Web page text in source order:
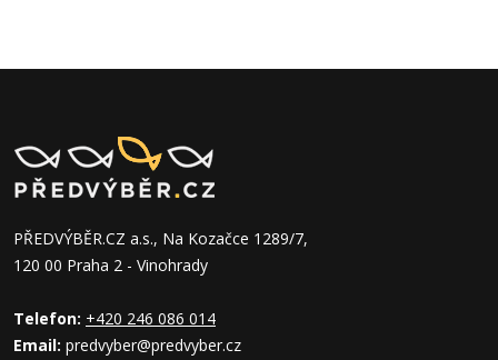
PŘEDVÝBĚR.CZ a.s., Na Kozačce 1289/7,
120 00 Praha 2 - Vinohrady
Telefon: +420 246 086 014
Email: predvyber@predvyber.cz